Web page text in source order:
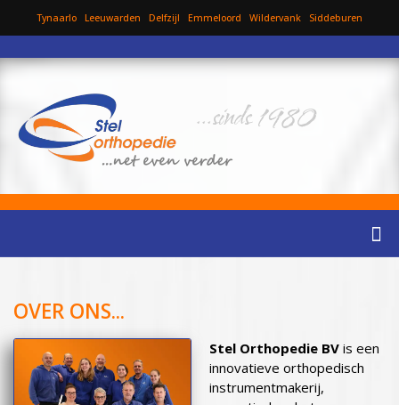
Tynaarlo Leeuwarden Delfzijl Emmeloord Wildervank Siddeburen
...sinds 1980
OVER ONS...
Stel Orthopedie BV is een
innovatieve orthopedisch
instrumentmakerij,